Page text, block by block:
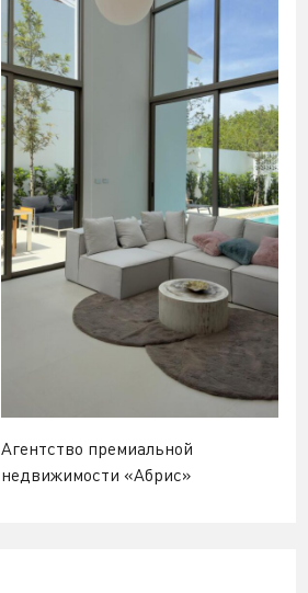
Агентство премиальной
недвижимости «Абрис»